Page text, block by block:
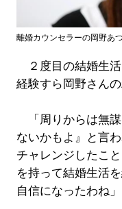
離婚カウンセラーの岡野あ
２度目の結婚生
経験すら岡野さん
「周りからは無
ないかもよ』と言
チャレンジしたこ
を持って結婚生活
自信になったわね」